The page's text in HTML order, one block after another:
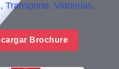
Transporte, Vidrierias.
Brochure